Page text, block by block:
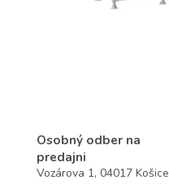
Osobný odber na
predajni
Vozárova 1, 04017 Košice